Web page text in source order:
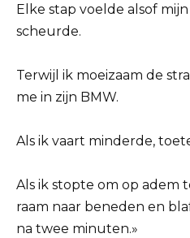
Elke stap voelde alsof
scheurde.
Terwijl ik moeizaam de
me in zijn BMW.
Als ik vaart minderde,
Als ik stopte om op adem
raam naar beneden en
na twee minuten.»